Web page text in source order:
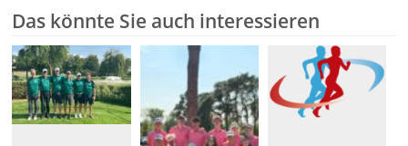
Das könnte Sie auch interessieren